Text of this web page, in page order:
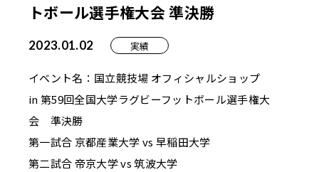
トボール選手権大会 準決勝
2023.01.02 実績
イベント名：国立競技場 オフィシャルショップ
in 第59回全国大学ラグビーフットボール選手権大
会 準決勝
第一試合 京都産業大学 vs 早稲田大学
第二試合 帝京大学 vs 筑波大学